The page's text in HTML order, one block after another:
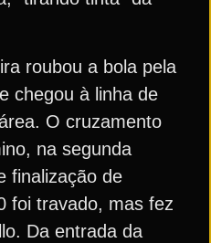
roubou a bola pela
chegou à linha de
O cruzamento
na segunda
finalização de
foi travado, mas fez
Da entrada da